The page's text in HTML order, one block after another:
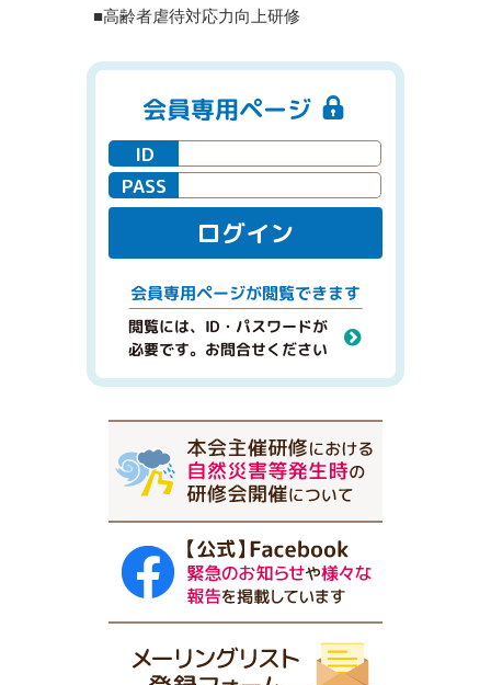
■高齢者虐待対応力向上研修
会員専用ページ
ID
PASS
ログイン
会員専用ページが閲覧できます
閲覧には、ID・パスワードが
必要です。お問合せください